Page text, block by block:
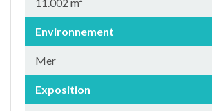
Environnement
Mer
Exposition